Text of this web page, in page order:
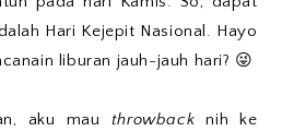
Hari Kejepit Nasional. Hayo
liburan jauh-jauh hari? 😜
aku mau throwback nih ke